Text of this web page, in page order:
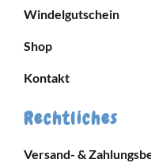
Windelgutschein
Shop
Kontakt
Rechtliches
Versand- &